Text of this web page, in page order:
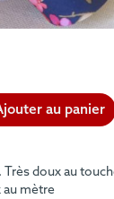
au panier
Très doux au
au mètre